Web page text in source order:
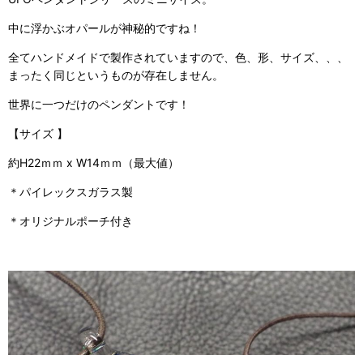
中に浮かぶオパールが神秘的ですね！
全てハンドメイドで製作されていますので、色、形、サイズ、、、
まったく同じというものが存在しません。
世界に一つだけのペンダントです！
【サイズ 】
約H22ｍｍ x W14ｍｍ（最大値）
＊パイレックスガラス製
＊オリジナルポーチ付き